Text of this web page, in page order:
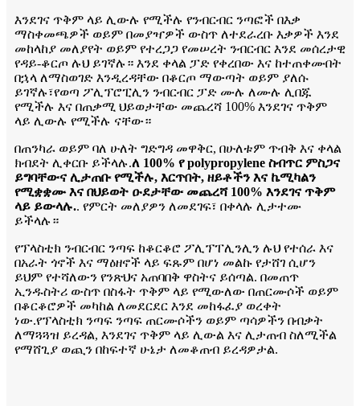
እንደገና ጥቅም ላይ ሊውሉ የሚችሉ የንብርብር ንጣፎች በእቃ
ማስቀመጫዎች ወይም በመያዣዎች ውስጥ ለተደራረቡ እቃዎች እንደ
መከላከያ መለያየት ወይም የተረጋጋ የመሠረት ንብርብር እንደ መሰረታዊ
የዳይ-ቆርጦ ሉህ ይገኛሉ። እንደ ቀላል ፓድ የቀረበው እና ከተጠቀሙበት
በኋላ ለማስወገድ እንዲረዳቸው በቆርጦ ማውጣት ወይም ያለሱ
ይገኛሉ፣የወጣ ፖሊፕሮፒሊን ንብርብር ፓድ ሙሉ ለሙሉ ሊበጁ
የሚችሉ እና በጠቃሚ ህይወታቸው መጨረሻ 100% እንደገና ጥቅም
ላይ ሊውሉ የሚችሉ ናቸው።
በጠንካራ ወይም ባለ ሁለት ግድግዳ መዋቅር, በሁለቱም ጥብቅ እና ቀላል
ክብደት ሊቀርቡ ይችላሉ.ለ 100% የ polypropylene ስብጥር ምስጋና
ይግባቸውና ሊታጠቡ የሚችሉ, እርጥበት, ዘይቶችን እና ኬሚካልን
የሚቋቋሙ እና በህይወት ዑደታቸው መጨረሻ 100% እንደገና ጥቅም
ላይ ይውላሉ.. የምርት መለያዎን ለመደገፍ፣ በቀላሉ ሊታተሙ
ይችላሉ።
የፕላስቲክ ንብርብር ንጣፍ ከቆርቆሮ ፖሊፕፐሊንሊን ሉህ የተሰራ እና
በአራት ጎኖች እና ማዕዘኖች ላይ ፍጹም በሆነ መልኩ የታሸገ ሲሆን
ይህም የተሻለውን የንጽህና አጠባበቅ ዋስትና ይሰጣል. በመጠጥ
ኢንዱስትሪ ውስጥ በስፋት ጥቅም ላይ የሚውለው በጠርሙሶች ወይም
በቆርቆሮዎች መካከል ለመደርደር እንደ መከፋፈያ ወረቀት
ነው.የፕላስቲክ ንጣፍ ንጣፍ ጠርሙሶችን ወይም ጣሳዎችን በብቃት
ለማጓጓዝ ይረዳል, እንደገና ጥቅም ላይ ሊውል እና ሊታጠብ ስለሚችል
የማሸጊያ ወጪን በከፍተኛ ሁኔታ ለመቆጠብ ይረዳዎታል.